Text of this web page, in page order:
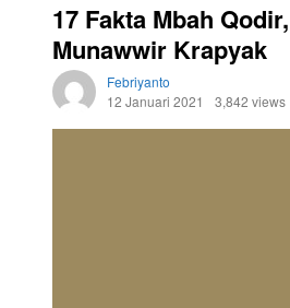
17 Fakta Mbah
Munawwir Krapyak
Febriyanto
12 Januari 2021
3,842 views